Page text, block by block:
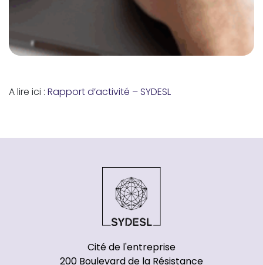
A lire ici : Rapport d’activité – SYDESL
Cité de l'entreprise
200 Boulevard de la Résistance